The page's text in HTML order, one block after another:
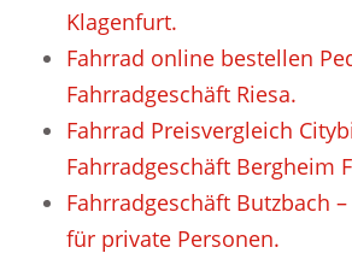
Klagenfurt.
Fahrrad online bestellen
Fahrradgeschäft Riesa.
Fahrrad Preisvergleich
Fahrradgeschäft Bergheim
Fahrradgeschäft Butzbach
für private Personen.